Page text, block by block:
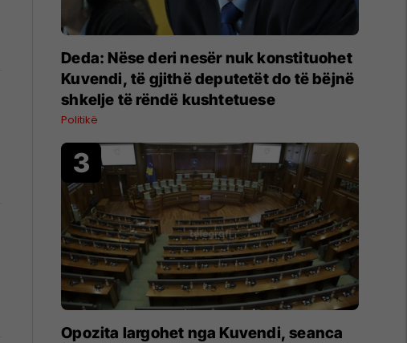
Deda: Nëse deri nesër nuk konstituohet
Kuvendi, të gjithë deputetët do të bëjnë
shkelje të rëndë kushtetuese
Politikë
Opozita largohet nga Kuvendi, seanca